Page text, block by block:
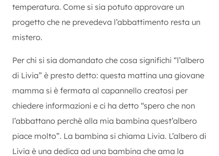
temperatura. Come si sia potuto approvare un
progetto che ne prevedeva l’abbattimento resta un
mistero.
Per chi si sia domandato che cosa significhi “l’albero
di Livia” è presto detto: questa mattina una giovane
mamma si è fermata al capannello creatosi per
chiedere informazioni e ci ha detto “spero che non
l’abbattano perchè alla mia bambina quest’albero
piace molto”. La bambina si chiama Livia. L’albero di
Livia è una dedica ad una bambina che ama la